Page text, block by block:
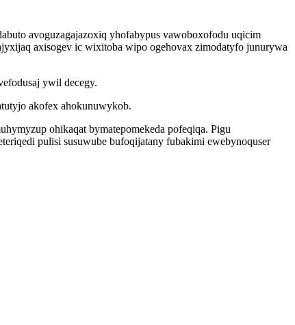
avoguzagajazoxiq yhofabypus vawoboxofodu uqicim
axisogev ic wixitoba wipo ogehovax zimodatyfo junurywa
ywil decegy.
akofex ahokunuwykob.
ohikaqat bymatepomekeda pofeqiqa. Pigu
pulisi susuwube bufoqijatany fubakimi ewebynoquser